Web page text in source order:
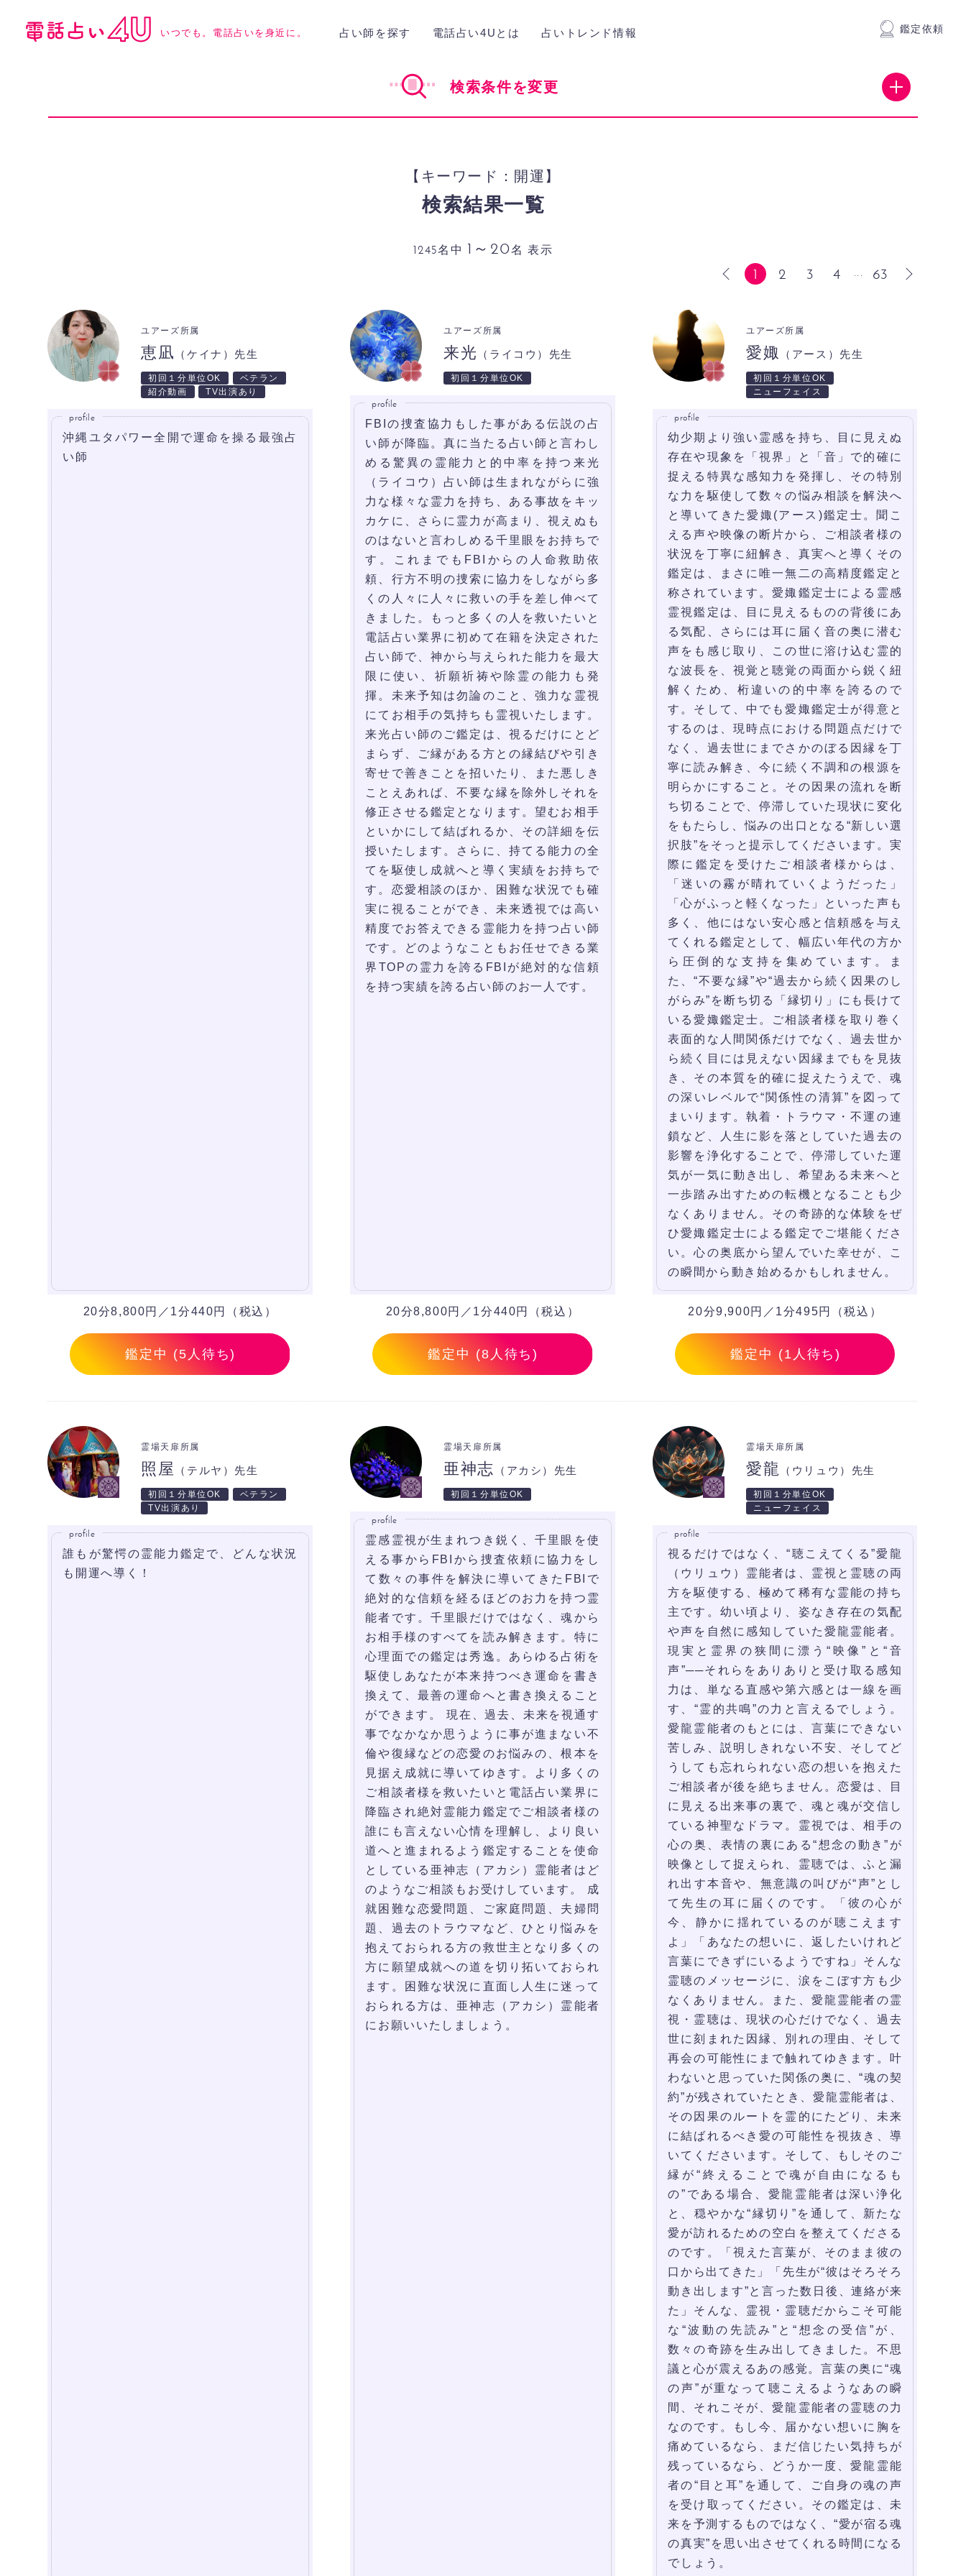
いつでも。電話占いを身近に。 占い師を探す 電話占い4Uとは 占いトレンド情報 鑑定依頼
【キーワード：開運】
検索結果一覧
1245名中 1～20名 表示
1 2 3 4 ... 63
恵凪 （ケイナ）先生
ユアーズ所属
初回１分単位OK
ベテラン
紹介動画
TV出演あり
profile
沖縄ユタパワー全開で運命を操る最強占
い師
20分8,800円／1分440円（税込）
鑑定中 (5人待ち)
来光 （ライコウ）先生
ユアーズ所属
初回１分単位OK
profile
FBIの捜査協力もした事がある伝説の占
い師が降臨。真に当たる占い師と言わし
める驚異の霊能力と的中率を持つ来光
（ライコウ）占い師は生まれながらに強
力な様々な霊力を持ち、ある事故をキッ
カケに、さらに霊力が高まり、視えぬも
のはないと言わしめる千里眼をお持ちで
す。これまでもFBIからの人命救助依
頼、行方不明の捜索に協力をしながら多
くの人々に人々に救いの手を差し伸べて
きました。もっと多くの人を救いたいと
電話占い業界に初めて在籍を決定された
占い師で、神から与えられた能力を最大
限に使い、祈願祈祷や除霊の能力も発
揮。未来予知は勿論のこと、強力な霊視
にてお相手の気持ちも霊視いたします。
来光占い師のご鑑定は、視るだけにとど
まらず、ご縁がある方との縁結びや引き
寄せで善きことを招いたり、また悪しき
ことえあれば、不要な縁を除外しそれを
修正させる鑑定となります。望むお相手
といかにして結ばれるか、その詳細を伝
授いたします。さらに、持てる能力の全
てを駆使し成就へと導く実績をお持ちで
す。恋愛相談のほか、困難な状況でも確
実に視ることができ、未来透視では高い
精度でお答えできる霊能力を持つ占い師
です。どのようなこともお任せできる業
界TOPの霊力を誇るFBIが絶対的な信頼
を持つ実績を誇る占い師のお一人です。
20分8,800円／1分440円（税込）
鑑定中 (8人待ち)
愛娵 （アース）先生
ユアーズ所属
初回１分単位OK
ニューフェイス
profile
幼少期より強い霊感を持ち、目に見えぬ
存在や現象を「視界」と「音」で的確に
捉える特異な感知力を発揮し、その特別
な力を駆使して数々の悩み相談を解決へ
と導いてきた愛娵(アース)鑑定士。聞こ
える声や映像の断片から、ご相談者様の
状況を丁寧に紐解き、真実へと導くその
鑑定は、まさに唯一無二の高精度鑑定と
称されています。愛娵鑑定士による霊感
霊視鑑定は、目に見えるものの背後にあ
る気配、さらには耳に届く音の奥に潜む
声をも感じ取り、この世に溶け込む霊的
な波長を、視覚と聴覚の両面から鋭く紐
解くため、桁違いの的中率を誇るので
す。そして、中でも愛娵鑑定士が得意と
するのは、現時点における問題点だけで
なく、過去世にまでさかのぼる因縁を丁
寧に読み解き、今に続く不調和の根源を
明らかにすること。その因果の流れを断
ち切ることで、停滞していた現状に変化
をもたらし、悩みの出口となる“新しい選
択肢”をそっと提示してくださいます。実
際に鑑定を受けたご相談者様からは、
「迷いの霧が晴れていくようだった」
「心がふっと軽くなった」といった声も
多く、他にはない安心感と信頼感を与え
てくれる鑑定として、幅広い年代の方か
ら圧倒的な支持を集めています。ま
た、“不要な縁”や“過去から続く因果のし
がらみ”を断ち切る「縁切り」にも長けて
いる愛娵鑑定士。ご相談者様を取り巻く
表面的な人間関係だけでなく、過去世か
ら続く目には見えない因縁までもを見抜
き、その本質を的確に捉えたうえで、魂
の深いレベルで“関係性の清算”を図って
まいります。執着・トラウマ・不運の連
鎖など、人生に影を落としていた過去の
影響を浄化することで、停滞していた運
気が一気に動き出し、希望ある未来へと
一歩踏み出すための転機となることも少
なくありません。その奇跡的な体験をぜ
ひ愛娵鑑定士による鑑定でご堪能くださ
い。心の奥底から望んでいた幸せが、こ
の瞬間から動き始めるかもしれません。
20分9,900円／1分495円（税込）
鑑定中 (1人待ち)
照屋 （テルヤ）先生
霊場天扉所属
初回１分単位OK
ベテラン
TV出演あり
profile
誰もが驚愕の霊能力鑑定で、どんな状況
も開運へ導く！
亜神志 （アカシ）先生
霊場天扉所属
初回１分単位OK
profile
霊感霊視が生まれつき鋭く、千里眼を使
える事からFBIから捜査依頼に協力をし
て数々の事件を解決に導いてきたFBIで
絶対的な信頼を経るほどのお力を持つ霊
能者です。千里眼だけではなく、魂から
お相手様のすべてを読み解きます。特に
心理面での鑑定は秀逸。あらゆる占術を
駆使しあなたが本来持つべき運命を書き
換えて、最善の運命へと書き換えること
ができます。 現在、過去、未来を視通す
事でなかなか思うように事が進まない不
倫や復縁などの恋愛のお悩みの、根本を
見据え成就に導いてゆきす。より多くの
ご相談者様を救いたいと電話占い業界に
降臨され絶対霊能力鑑定でご相談者様の
誰にも言えない心情を理解し、より良い
道へと進まれるよう鑑定することを使命
としている亜神志（アカシ）霊能者はど
のようなご相談もお受けしています。 成
就困難な恋愛問題、ご家庭問題、夫婦問
題、過去のトラウマなど、ひとり悩みを
抱えておられる方の救世主となり多くの
方に願望成就への道を切り拓いておられ
ます。困難な状況に直面し人生に迷って
おられる方は、亜神志（アカシ）霊能者
にお願いいたしましょう。
愛龍 （ウリュウ）先生
霊場天扉所属
初回１分単位OK
ニューフェイス
profile
視るだけではなく、“聴こえてくる”愛龍
（ウリュウ）霊能者は、霊視と霊聴の両
方を駆使する、極めて稀有な霊能の持ち
主です。幼い頃より、姿なき存在の気配
や声を自然に感知していた愛龍霊能者。
現実と霊界の狭間に漂う“映像”と“音
声”──それらをありありと受け取る感知
力は、単なる直感や第六感とは一線を画
す、“霊的共鳴”の力と言えるでしょう。
愛龍霊能者のもとには、言葉にできない
苦しみ、説明しきれない不安、そしてど
うしても忘れられない恋の想いを抱えた
ご相談者が後を絶ちません。恋愛は、目
に見える出来事の裏で、魂と魂が交信し
ている神聖なドラマ。霊視では、相手の
心の奥、表情の裏にある“想念の動き”が
映像として捉えられ、霊聴では、ふと漏
れ出す本音や、無意識の叫びが“声”とし
て先生の耳に届くのです。「彼の心が
今、静かに揺れているのが聴こえます
よ」「あなたの想いに、返したいけれど
言葉にできずにいるようですね」そんな
霊聴のメッセージに、涙をこぼす方も少
なくありません。また、愛龍霊能者の霊
視・霊聴は、現状の心だけでなく、過去
世に刻まれた因縁、別れの理由、そして
再会の可能性にまで触れてゆきます。叶
わないと思っていた関係の奥に、“魂の契
約”が残されていたとき、愛龍霊能者は、
その因果のルートを霊的にたどり、未来
に結ばれるべき愛の可能性を視抜き、導
いてくださいます。そして、もしそのご
縁が“終えることで魂が自由になるも
の”である場合、愛龍霊能者は深い浄化
と、穏やかな“縁切り”を通して、新たな
愛が訪れるための空白を整えてくださる
のです。「視えた言葉が、そのまま彼の
口から出てきた」「先生が“彼はそろそろ
動き出します”と言った数日後、連絡が来
た」そんな、霊視・霊聴だからこそ可能
な“波動の先読み”と“想念の受信”が、
数々の奇跡を生み出してきました。不思
議と心が震えるあの感覚。言葉の奥に“魂
の声”が重なって聴こえるようなあの瞬
間、それこそが、愛龍霊能者の霊聴の力
なのです。もし今、届かない想いに胸を
痛めているなら、まだ信じたい気持ちが
残っているなら、どうか一度、愛龍霊能
者の“目と耳”を通して、ご自身の魂の声
を受け取ってください。その鑑定は、未
来を予測するものではなく、“愛が宿る魂
の真実”を思い出させてくれる時間になる
でしょう。
検索条件を変更